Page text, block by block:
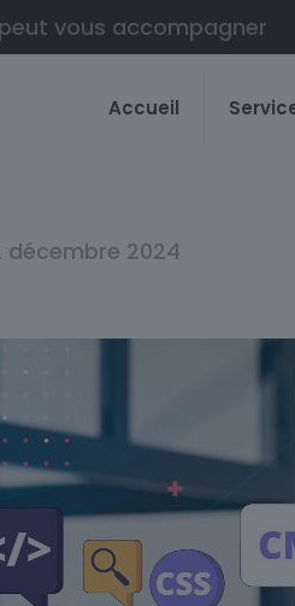
vous accompagner
Accueil
décembre 2024